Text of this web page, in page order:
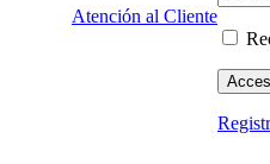
Atención al Cliente